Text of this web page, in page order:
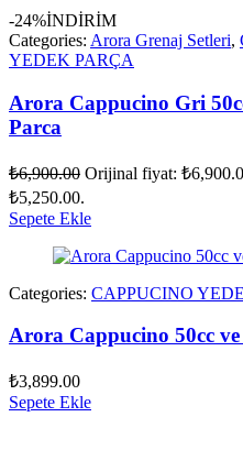
-24%İNDİRİM
Categories: Arora Grenaj Setleri,
YEDEK PARÇA
Arora Cappucino Gri
Parca
₺6,900.00 Orijinal fiyat:
₺5,250.00.
Sepete Ekle
Categories: CAPPUCINO
Arora Cappucino 50cc
₺3,899.00
Sepete Ekle